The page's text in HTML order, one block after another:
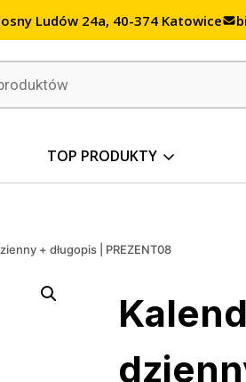
Ludów 24a, 40-374 Katowice
TOP PRODUKTY
+ długopis | PREZENT08